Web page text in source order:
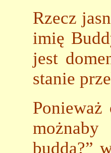
Rzecz
imię
jest
stanie
budda?”